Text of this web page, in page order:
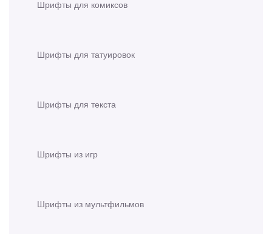
Шрифты для комиксов
Шрифты для татуировок
Шрифты для текста
Шрифты из игр
Шрифты из мультфильмов